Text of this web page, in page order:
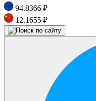
94.8366 ₽
12.1655 ₽